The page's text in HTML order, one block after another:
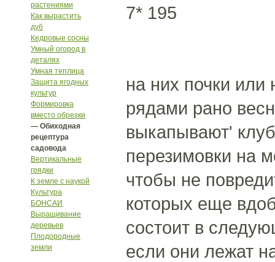
растениями
Как вырастить
дуб
Кедровые сосны
Умный огород в
деталях
Умная теплица
Защита ягодных
культур
Формировка
вместо обрезки
— Обиходная
рецептура
садовода
Вертикальные
грядки
К земле с наукой
Культура
БОНСАИ
Выращивание
деревьев
Плодородные
земли
7* 195
на них почки или
рядами рано
выкапывают'
перезимовки на
чтобы не
которых еще
состоит в
если они лежат